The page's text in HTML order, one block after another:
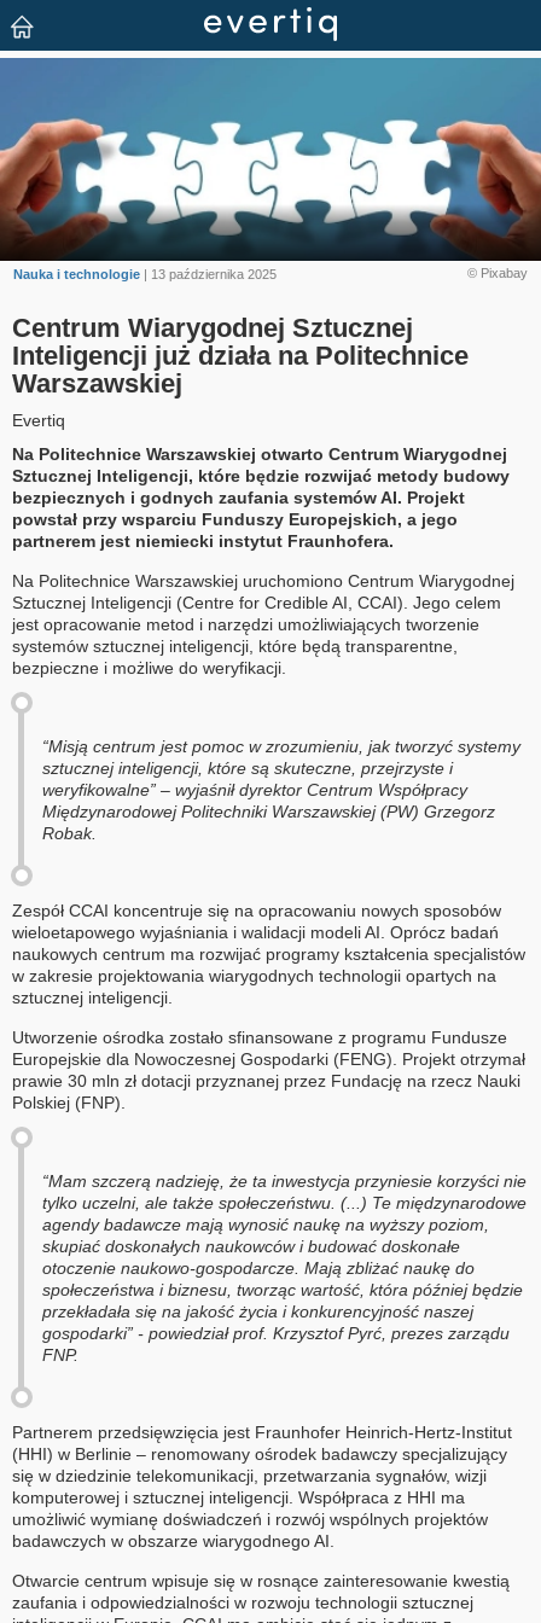
© Pixabay
Nauka i technologie | 13 października 2025
Centrum Wiarygodnej Sztucznej
Inteligencji już działa na Politechnice
Warszawskiej
Evertiq
Na Politechnice Warszawskiej otwarto Centrum Wiarygodnej
Sztucznej Inteligencji, które będzie rozwijać metody budowy
bezpiecznych i godnych zaufania systemów AI. Projekt
powstał przy wsparciu Funduszy Europejskich, a jego
partnerem jest niemiecki instytut Fraunhofera.
Na Politechnice Warszawskiej uruchomiono Centrum Wiarygodnej
Sztucznej Inteligencji (Centre for Credible AI, CCAI). Jego celem
jest opracowanie metod i narzędzi umożliwiających tworzenie
systemów sztucznej inteligencji, które będą transparentne,
bezpieczne i możliwe do weryfikacji.
“Misją centrum jest pomoc w zrozumieniu, jak tworzyć systemy
sztucznej inteligencji, które są skuteczne, przejrzyste i
weryfikowalne” – wyjaśnił dyrektor Centrum Współpracy
Międzynarodowej Politechniki Warszawskiej (PW) Grzegorz
Robak.
Zespół CCAI koncentruje się na opracowaniu nowych sposobów
wieloetapowego wyjaśniania i walidacji modeli AI. Oprócz badań
naukowych centrum ma rozwijać programy kształcenia specjalistów
w zakresie projektowania wiarygodnych technologii opartych na
sztucznej inteligencji.
Utworzenie ośrodka zostało sfinansowane z programu Fundusze
Europejskie dla Nowoczesnej Gospodarki (FENG). Projekt otrzymał
prawie 30 mln zł dotacji przyznanej przez Fundację na rzecz Nauki
Polskiej (FNP).
“Mam szczerą nadzieję, że ta inwestycja przyniesie korzyści nie
tylko uczelni, ale także społeczeństwu. (...) Te międzynarodowe
agendy badawcze mają wynosić naukę na wyższy poziom,
skupiać doskonałych naukowców i budować doskonałe
otoczenie naukowo-gospodarcze. Mają zbliżać naukę do
społeczeństwa i biznesu, tworząc wartość, która później będzie
przekładała się na jakość życia i konkurencyjność naszej
gospodarki” - powiedział prof. Krzysztof Pyrć, prezes zarządu
FNP.
Partnerem przedsięwzięcia jest Fraunhofer Heinrich-Hertz-Institut
(HHI) w Berlinie – renomowany ośrodek badawczy specjalizujący
się w dziedzinie telekomunikacji, przetwarzania sygnałów, wizji
komputerowej i sztucznej inteligencji. Współpraca z HHI ma
umożliwić wymianę doświadczeń i rozwój wspólnych projektów
badawczych w obszarze wiarygodnego AI.
Otwarcie centrum wpisuje się w rosnące zainteresowanie kwestią
zaufania i odpowiedzialności w rozwoju technologii sztucznej